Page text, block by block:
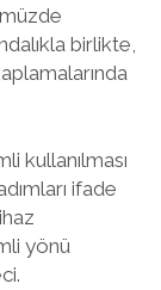
birlikte,
kullanılması
ifade
yönü